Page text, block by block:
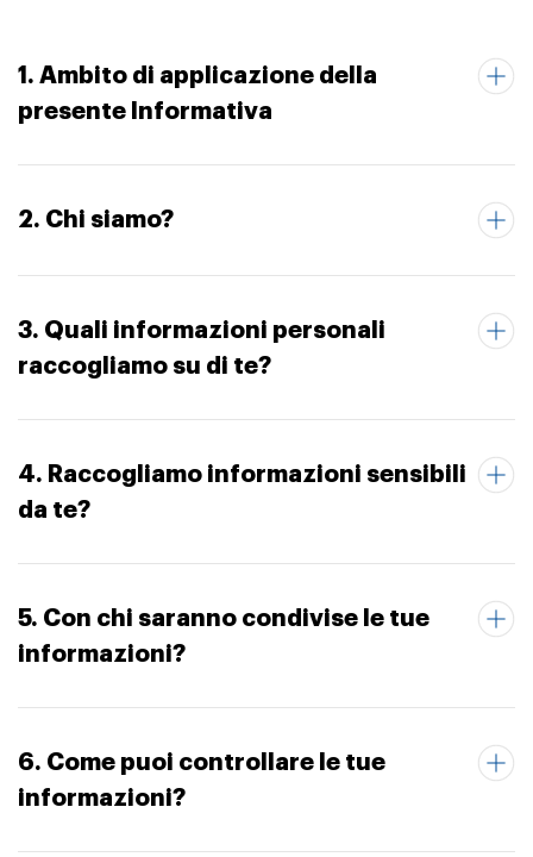
1. Ambito di applicazione della
presente Informativa
2. Chi siamo?
3. Quali informazioni personali
raccogliamo su di te?
4. Raccogliamo informazioni sensibili
da te?
5. Con chi saranno condivise le tue
informazioni?
6. Come puoi controllare le tue
informazioni?